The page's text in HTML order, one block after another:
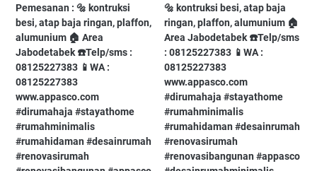
Pemesanan : 🔩 kontruksi
besi, atap baja ringan, plaffon,
alumunium⁠ 🏠 Area
Jabodetabek⁠ ☎️Telp/sms :
08125227383⁠ 📱WA :
08125227383⁠
www.appasco.com⁠ ⁠
#dirumahaja⁠ #stayathome⁠
#rumahminimalis⁠
#rumahidaman⁠ #desainrumah⁠
#renovasirumah⁠
🔩 kontruksi besi, atap baja
ringan, plaffon, alumunium⁠ 🏠
Area Jabodetabek⁠ ☎️Telp/sms
: 08125227383⁠ 📱WA :
08125227383⁠
www.appasco.com⁠ ⁠
#dirumahaja⁠ #stayathome⁠
#rumahminimalis⁠
#rumahidaman⁠ #desainrumah⁠
#renovasirumah⁠
#renovasibangunan⁠ #appasco⁠